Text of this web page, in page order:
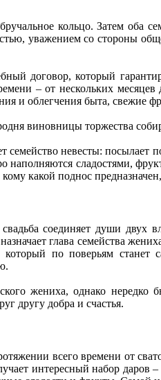
кольцо. Затем оба
уважением со стороны
договор, который
– от нескольких
и облегчения быта,
виновницы торжества
семейство невесты:
сладостями,
какой поднос
свадьба соединяет души
глава семейства
по поверьям
жениха, однако нередко
другу добра и счастья.
всего времени от
интересный набор даров